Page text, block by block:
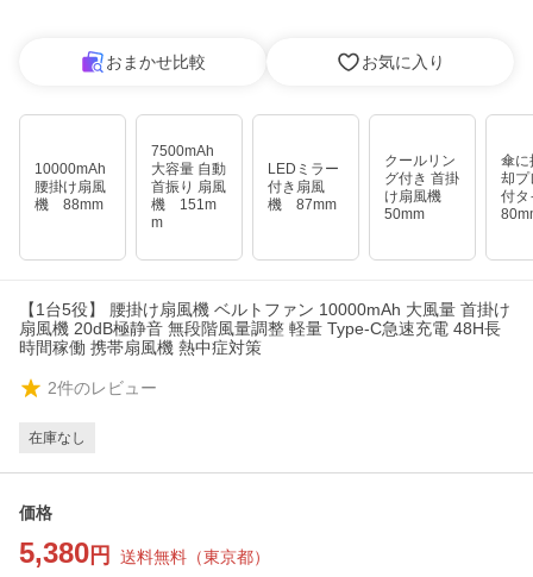
おまかせ比較 お気に入り
10000mAh
腰掛け扇風
機 88mm
7500mAh
大容量 自動
首振り 扇風
機 151m
m
LEDミラー
付き扇風
機 87mm
クールリン
グ付き 首掛
け扇風機
50mm
傘に
却プ
付
【1台5役】 腰掛け扇風機 ベルトファン 10000mAh 大風量 首掛け
扇風機 20dB極静音 無段階風量調整 軽量 Type-C急速充電 48H長
時間稼働 携帯扇風機 熱中症対策
2件のレビュー
在庫なし
価格
5,380 円 送料無料 （東京都）